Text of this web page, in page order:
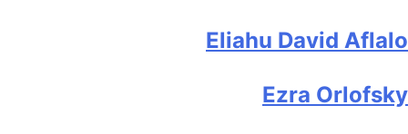
Eliahu David Aflalo
Ezra Orlofsky